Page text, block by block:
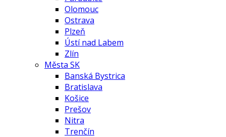
Olomouc
Ostrava
Plzeň
Ústí nad Labem
Zlín
Města SK
Banská Bystrica
Bratislava
Košice
Prešov
Nitra
Trenčín